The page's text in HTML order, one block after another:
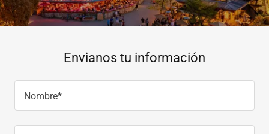
Envianos tu información
Nombre*